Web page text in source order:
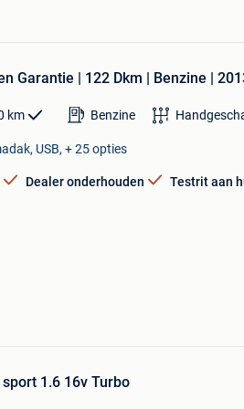
Garantie | 122 Dkm | Benzine |
km Benzine
USB, + 25 opties
Dealer onderhouden Testrit aan
1.6 16v Turbo